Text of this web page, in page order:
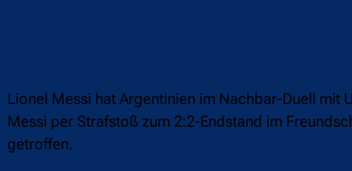
Lionel Messi hat Argentinien im Nachbar-Duell mit
Messi per Strafstoß zum 2:2-Endstand im
getroffen.